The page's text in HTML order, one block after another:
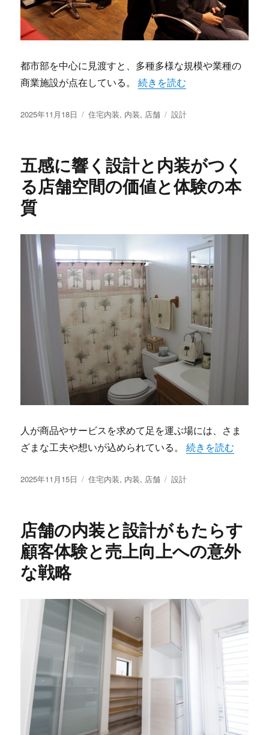
都市部を中心に見渡すと、多種多様な規模や業種の
商業施設が点在している。“人々の心を動かす体験価値
続きを読む
投
2025年11月18日
カ
ー
住宅内装, 内装, 店舗
タ
設計
五感に響く設計と内装がつく
る店舗空間の価値と体験の本
質
人が商品やサービスを求めて足を運ぶ場には、さま
ざまな工夫や想いが込められている。“五感に響く設計
続きを読む
投
2025年11月15日
カ
ー
住宅内装, 内装, 店舗
タ
設計
店舗の内装と設計がもたらす
顧客体験と売上向上への意外
な戦略